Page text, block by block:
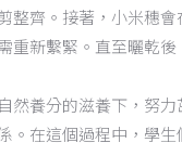
整齊。接著，小米穗
重新繫緊。直至曬乾
然養分的滋養下，努
在這個過程中，學